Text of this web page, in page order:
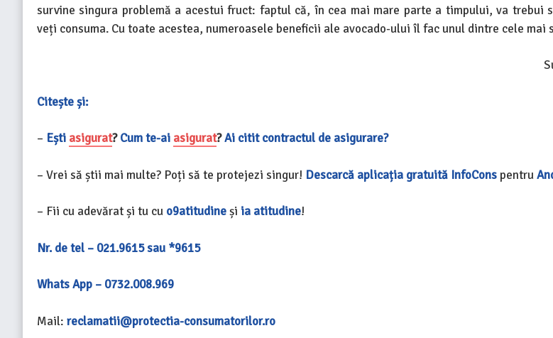
survine singura problemă a acestui fruct: faptul că, în cea mai mare parte a timpului, va trebui
veți consuma. Cu toate acestea, numeroasele beneficii ale avocado-ului îl fac unul dintre cele mai
Citește și:
– Ești asigurat?Cum te-ai asigurat?Ai citit contractul de asigurare?
– Vrei să știi mai multe? Poți să te protejezi singur! Descarcă aplicația gratuită InfoCons pentru
– Fii cu adevărat și tu cu o9atitudineși ia atitudine!
Nr. de tel – 021.9615 sau *9615
Whats App – 0732.008.969
Mail: reclamatii@protectia-consumatorilor.ro